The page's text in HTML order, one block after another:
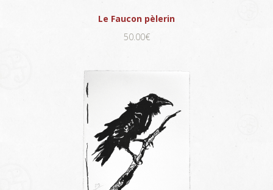
Le Faucon pèlerin
50.00€